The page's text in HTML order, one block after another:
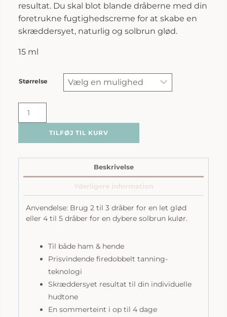
resultat. Du skal blot blande dråberne med din
foretrukne fugtighedscreme for at skabe en
skræddersyet, naturlig og solbrun glød.
15 ml
Størrelse
Marc
Inbane
Perle
antal
TILFØJ TIL KURV
Beskrivelse
Yderligere information
Anvendelse: Brug 2 til 3 dråber for en let glød
eller 4 til 5 dråber for en dybere solbrun kulør.
Til både ham & hende
Prisvindende firedobbelt tanning-
teknologi
Skræddersyet resultat til din individuelle
hudtone
En sommerteint i op til 4 dage